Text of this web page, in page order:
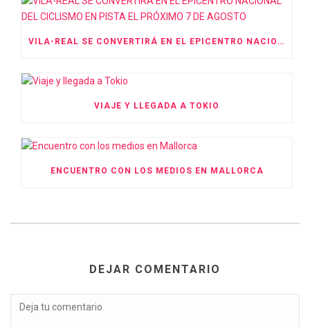
VILA-REAL SE CONVERTIRÁ EN EL EPICENTRO NACIONAL DEL CICLISMO EN PISTA EL PRÓXIMO 7 DE AGOSTO
VIAJE Y LLEGADA A TOKIO
ENCUENTRO CON LOS MEDIOS EN MALLORCA
DEJAR COMENTARIO